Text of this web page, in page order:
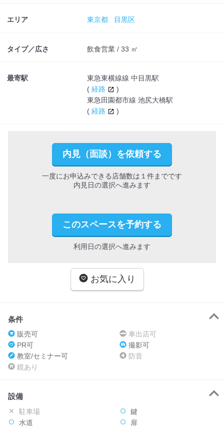
エリア 東京都 目黒区
タイプ／広さ 飲食営業 / 33 ㎡
最寄駅
東急東横線線 中目黒駅
( 経路
)
東急田園都市線 池尻大橋駅
( 経路 )
内見（面談）を依頼する
一度にお申込みできる店舗数は１件までです
内見日の選択へ進みます
このスペースを予約する
利用日の選択へ進みます
お気に入り
条件
販売可
車出店可
PR可
撮影可
教室/セミナー可
防音
鏡あり
設備
駐車場
鍵
水道
扉